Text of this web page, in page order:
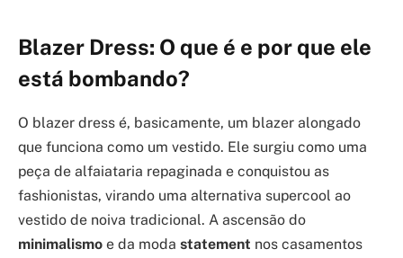
Blazer Dress: O que é e por que ele
está bombando?
O blazer dress é, basicamente, um blazer alongado
que funciona como um vestido. Ele surgiu como uma
peça de alfaiataria repaginada e conquistou as
fashionistas, virando uma alternativa supercool ao
vestido de noiva tradicional. A ascensão do
minimalismo e da moda statement nos casamentos